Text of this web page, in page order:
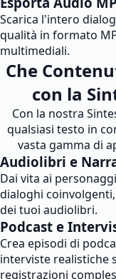
Scarica l'intero
qualità in formato
multimediali.
Che
con la
Con la nostra
qualsiasi testo in
vasta gamma di
Audiolibri e
Dai vita ai
dialoghi
dei tuoi audiolibri.
Podcast e
Crea episodi di
interviste realistiche
registrazioni